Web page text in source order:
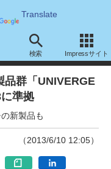
Translate
検索 Impressサイト
品群「UNIVERGE
準拠
新製品も
（2013/6/10 12:05）